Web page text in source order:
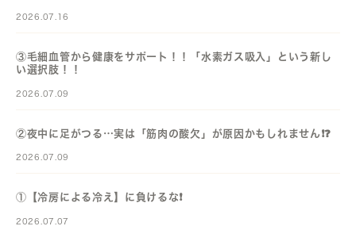
2026.07.16
③毛細血管から健康をサポート！！「水素ガス吸入」という新し
い選択肢！！
2026.07.09
②夜中に足がつる…実は「筋肉の酸欠」が原因かもしれません❗️❓️
2026.07.09
①【冷房による冷え】に負けるな❗️
2026.07.07